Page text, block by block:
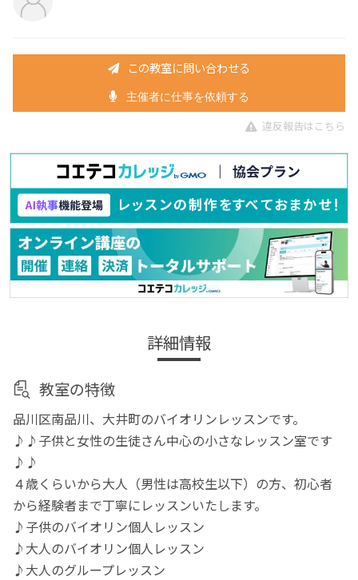
この教室に問い合わせる
主催者に仕事を依頼する
違反報告はこちら
詳細情報
教室の特徴
品川区南品川、大井町のバイオリンレッスンです。
♪♪子供と女性の生徒さん中心の小さなレッスン室です
♪♪
４歳くらいから大人（男性は高校生以下）の方、初心者
から経験者まで丁寧にレッスンいたします。
♪子供のバイオリン個人レッスン
♪大人のバイオリン個人レッスン
♪大人のグループレッスン